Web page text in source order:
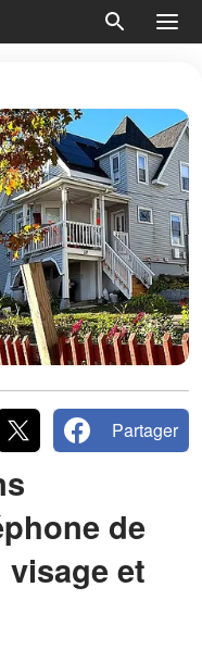
Partager
de
et